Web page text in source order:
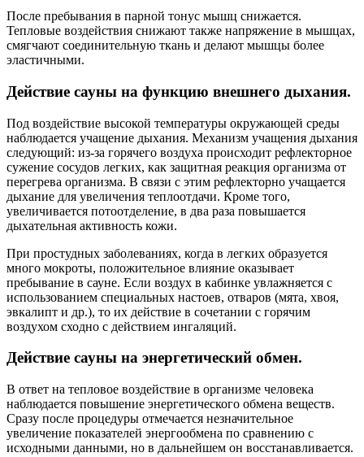
После пребывания в парной тонус мышц снижается.
Тепловые воздействия снижают также напряжение в мышцах,
смягчают соединительную ткань и делают мышцы более
эластичными.
Действие сауны на функцию внешнего дыхания.
Под воздействие высокой температуры окружающей среды
наблюдается учащение дыхания. Механизм учащения дыхания
следующий: из-за горячего воздуха происходит рефлекторное
сужение сосудов легких, как защитная реакция организма от
перегрева организма. В связи с этим рефлекторно учащается
дыхание для увеличения теплоотдачи. Кроме того,
увеличивается потоотделение, в два раза повышается
дыхательная активность кожи.
При простудных заболеваниях, когда в легких образуется
много мокроты, положительное влияние оказывает
пребывание в сауне. Если воздух в кабинке увлажняется с
использованием специальных настоев, отваров (мята, хвоя,
эвкалипт и др.), то их действие в сочетании с горячим
воздухом сходно с действием ингаляций.
Действие сауны на энергетический обмен.
В ответ на тепловое воздействие в организме человека
наблюдается повышение энергетического обмена веществ.
Сразу после процедуры отмечается незначительное
увеличение показателей энергообмена по сравнению с
исходными данными, но в дальнейшем он восстанавливается.